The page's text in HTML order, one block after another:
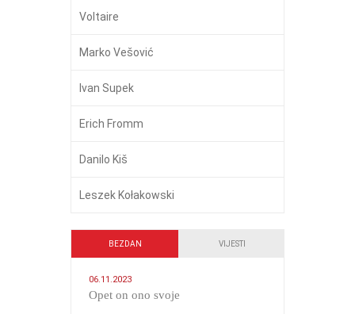
Voltaire
Marko Vešović
Ivan Supek
Erich Fromm
Danilo Kiš
Leszek Kołakowski
BEZDAN VIJESTI
06.11.2023
​Opet on ono svoje